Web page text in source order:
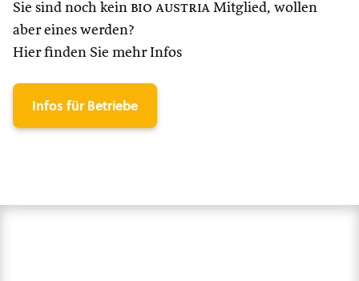
Sie sind noch kein bio austria Mitglied, wollen
aber eines werden?
Hier finden Sie mehr Infos
Infos für Betriebe